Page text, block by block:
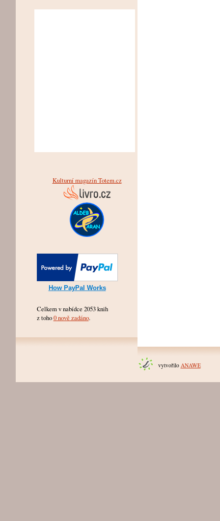
Kulturní magazín Totem.cz
How PayPal Works
Celkem v nabídce 2053 knih
z toho0 nově zadáno.
vytvořilo ANAWE